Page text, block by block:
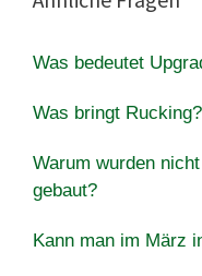
Was bedeutet
Was bringt Rucking?
Warum wurden
gebaut?
Kann man im März